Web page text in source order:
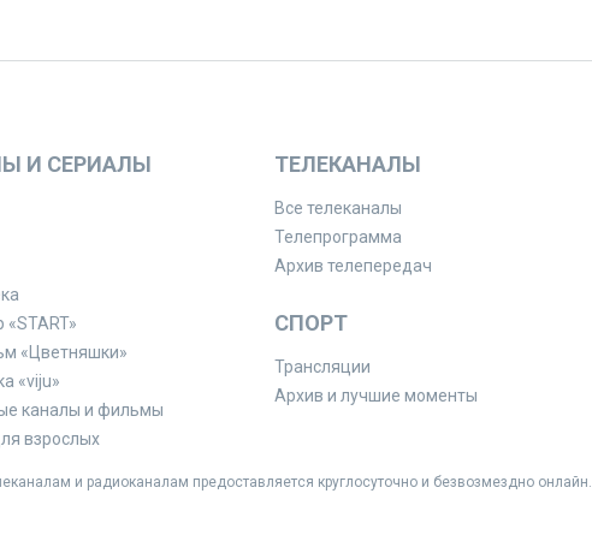
И СЕРИАЛЫ
«START»
«Цветняшки»
«viju»
каналы и фильмы
взрослых
ТЕЛЕКАНАЛЫ
Все телеканалы
Телепрограмма
Архив телепередач
СПОРТ
Трансляции
Архив и лучшие моменты
и радиоканалам предоставляется круглосуточно и безвозмездно онлайн.